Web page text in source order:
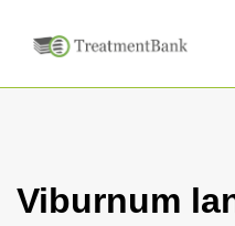
Viburnum